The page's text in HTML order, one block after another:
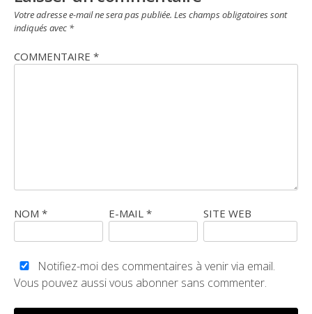
Votre adresse e-mail ne sera pas publiée. Les champs obligatoires sont
indiqués avec *
COMMENTAIRE *
NOM * E-MAIL * SITE WEB
Notifiez-moi des commentaires à venir via email.
Vous pouvez aussivous abonner sans commenter.